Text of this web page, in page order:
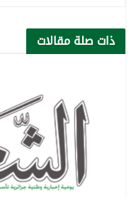
ذات صلةمقالات